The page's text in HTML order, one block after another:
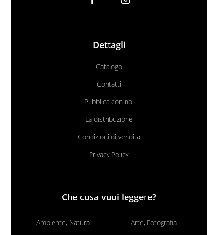
Dettagli
Catalogo
Contatti
Pubblica con noi
La distribuzione
Condizioni di vendita
Privacy Policy
Che cosa vuoi leggere?
Ambiente, Natura Arte, Fotografia